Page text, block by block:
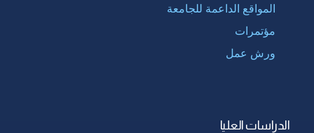
المواقع الداعمة للجامعة
مؤتمرات
ورش عمل
الدراسات العليا